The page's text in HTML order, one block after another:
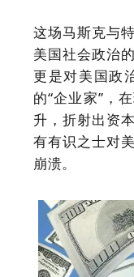
这场马斯克与
美国社会政治
更是对美国政
的“企业家”，
升，折射出资
有有识之士对
崩溃。